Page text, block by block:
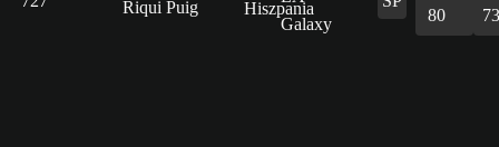
Riqui Puig
80
73